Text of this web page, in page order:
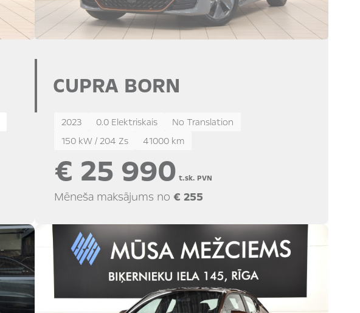
CUPRA BORN
2023 0.0 Elektriskais
No Translation
150 kW / 204 Zs
41000 km
€ 25 990t.sk. PVN
Mēneša maksājums no € 255